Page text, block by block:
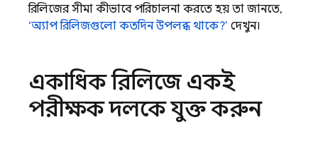
রিলিজের সীমা কীভাবে পরিচালনা করতে হয় তা জানতে,
‘অ্যাপ রিলিজগুলো কতদিন উপলব্ধ থাকে?’ দেখুন।
একাধিক রিলিজে একই
পরীক্ষক দলকে যুক্ত করুন